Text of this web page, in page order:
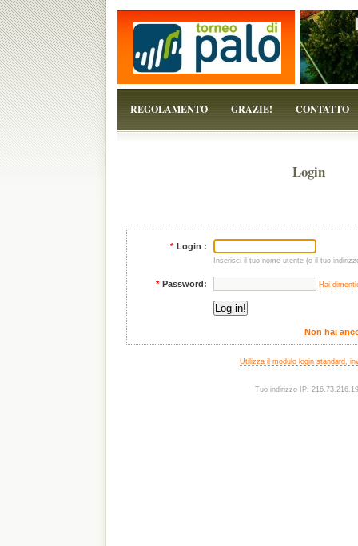
REGOLAMENTO GRAZIE! CONTATTO
Login
* Login :
Inserisci il tuo nome utente (o il tuo
* Password: Hai
Non hai
Utilizza il modulo login standard,
Tuo indirizzo IP: